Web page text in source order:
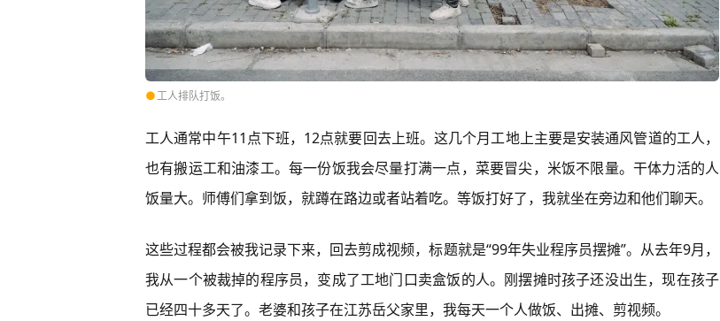
●工人排队打饭。
工人通常中午11点下班，12点就要回去上班。这几个月工地上主要是安装通风管道的工人，
也有搬运工和油漆工。每一份饭我会尽量打满一点，菜要冒尖，米饭不限量。干体力活的人
饭量大。师傅们拿到饭，就蹲在路边或者站着吃。等饭打好了，我就坐在旁边和他们聊天。
这些过程都会被我记录下来，回去剪成视频，标题就是“99年失业程序员摆摊”。从去年9月，
我从一个被裁掉的程序员，变成了工地门口卖盒饭的人。刚摆摊时孩子还没出生，现在孩子
已经四十多天了。老婆和孩子在江苏岳父家里，我每天一个人做饭、出摊、剪视频。